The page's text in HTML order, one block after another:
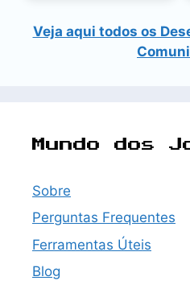
Veja aqui todos os
Mundo dos
Sobre
Perguntas Frequentes
Ferramentas Úteis
Blog